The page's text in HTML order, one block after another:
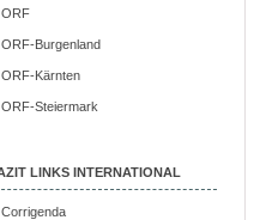
ORF
ORF-Burgenland
ORF-Kärnten
ORF-Steiermark
LINKS INTERNATIONAL
Corrigenda